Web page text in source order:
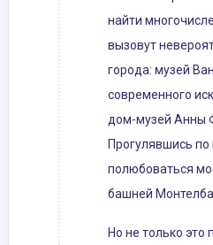
найти
вызовут
города: музей
современного
дом-музей Анны
Прогулявшись
полюбоваться
башней
Но не только это